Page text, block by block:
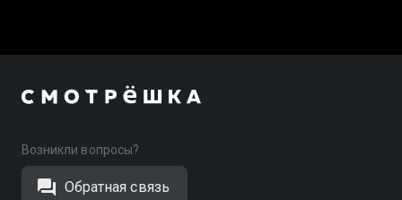
Возникли вопросы?
Обратная связь